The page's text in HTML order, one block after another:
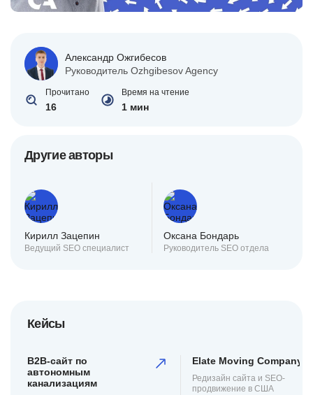
Александр Ожгибесов
Руководитель Ozhgibesov Agency
Прочитано
16
Время на чтение
1 мин
Другие авторы
Кирилл Зацепин
Ведущий SEO специалист
Оксана Бондарь
Руководитель SEO отдела
Кейсы
B2B-сайт по
автономным
канализациям
Elate Moving Company
Редизайн сайта и SEO-
продвижение в США